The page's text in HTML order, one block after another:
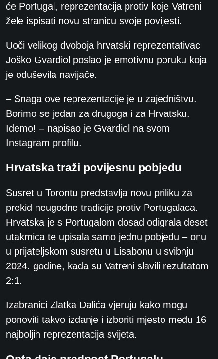
će Portugal, reprezentacija protiv koje Vatreni
žele ispisati novu stranicu svoje povijesti.
Uoči velikog dvoboja hrvatski reprezentativac
Joško Gvardiol poslao je emotivnu poruku koja
je oduševila navijače.
– Snaga ove reprezentacije je u zajedništvu.
Borimo se jedan za drugoga i za Hrvatsku.
Idemo! – napisao je Gvardiol na svom
Instagram profilu.
Hrvatska traži povijesnu pobjedu
Susret u Torontu predstavlja novu priliku za
prekid neugodne tradicije protiv Portugalaca.
Hrvatska je s Portugalom dosad odigrala deset
utakmica te upisala samo jednu pobjedu – onu
u prijateljskom susretu u Lisabonu u svibnju
2024. godine, kada su Vatreni slavili rezultatom
2:1.
Izabranici Zlatka Dalića vjeruju kako mogu
ponoviti takvo izdanje i izboriti mjesto među 16
najboljih reprezentacija svijeta.